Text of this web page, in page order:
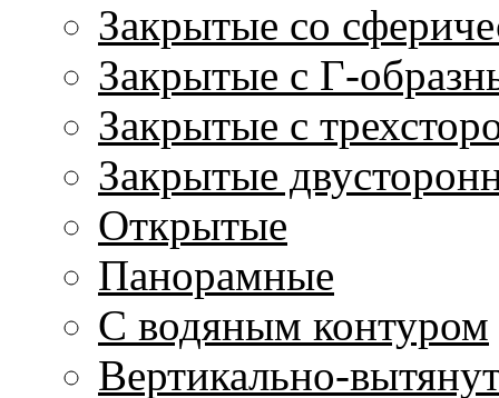
Закрытые со
Закрытые с Г-
Закрытые с
Закрытые
Открытые
Панорамные
С водяным контуром
Вертикально-